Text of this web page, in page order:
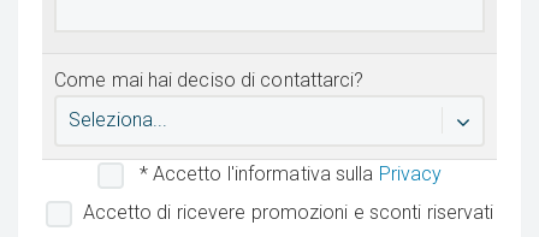
Come mai hai deciso di contattarci?
Seleziona...
* Accetto l'informativa sulla Privacy
Accetto di ricevere promozioni e sconti riservati